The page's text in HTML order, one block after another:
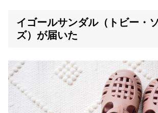
イゴールサンダル（トビー・
ズ）が届いた